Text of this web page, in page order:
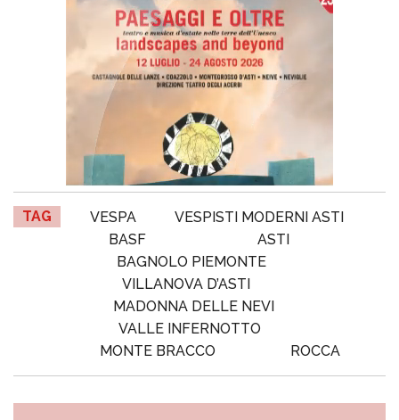
TAG VESPA
VESPISTI MODERNI ASTI
BASF
ASTI
BAGNOLO PIEMONTE
VILLANOVA D’ASTI
MADONNA DELLE NEVI
VALLE INFERNOTTO
MONTE BRACCO
ROCCA